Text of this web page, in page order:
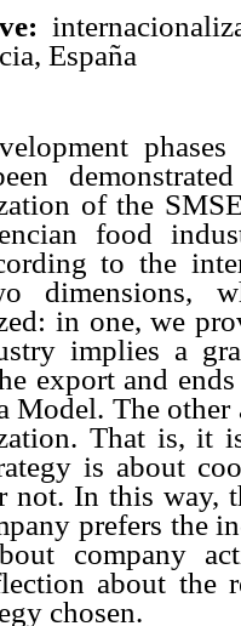
España
of the
food
to the
dimensions,
in one, we
implies a
export and
Model. The
That is, it
is about
not. In this way,
prefers
company
about the
chosen.